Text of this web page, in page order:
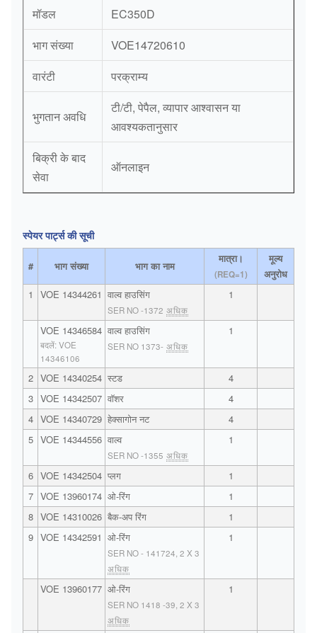
मॉडल
EC350D
भाग संख्या
VOE14720610
वारंटी
परक्राम्य
भुगतान अवधि
टी/टी, पेपैल, व्यापार आश्वासन या
आवश्यकतानुसार
बिक्री के बाद
सेवा
ऑनलाइन
स्पेयर पार्ट्स की सूची
# भाग संख्या भाग का नाम
मात्रा।
(REQ=1)
मूल्य
अनुरोध
1
VOE 14344261 वाल्व हाउसिंग
SER NO -1372 अधिक
1
VOE 14346584
बदलें: VOE
14346106
वाल्व हाउसिंग
SER NO 1373- अधिक
1
2 VOE 14340254 स्टड
4
3 VOE 14342507 वॉशर
4
4 VOE 14340729 हेक्सागोन नट
4
5 VOE 14344556 वाल्व
SER NO -1355 अधिक
1
6 VOE 14342504 प्लग
1
7 VOE 13960174 ओ-रिंग
1
8 VOE 14310026 बैक-अप रिंग
1
9 VOE 14342591 ओ-रिंग
SER NO - 141724, 2 X 3
अधिक
1
VOE 13960177 ओ-रिंग
SER NO 1418 -39, 2 X 3
अधिक
1